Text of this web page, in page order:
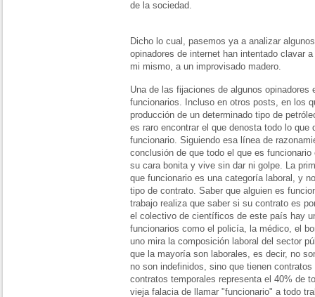
de la sociedad.
Dicho lo cual, pasemos ya a analizar
opinadores de internet han intentado clavar
mi mismo, a un improvisado madero.
Una de las fijaciones de algunos
funcionarios. Incluso en otros posts, en los
producción de un determinado tipo de
es raro encontrar el que denosta todo lo que
funcionario. Siguiendo esa línea de
conclusión de que todo el que es
su cara bonita y vive sin dar ni golpe. La
que funcionario es una categoría laboral, y
tipo de contrato. Saber que alguien es
trabajo realiza que saber si su contrato es
el colectivo de científicos de este país hay
funcionarios como el policía, la médico, el
uno mira la composición laboral del sector
que la mayoría son laborales, es decir, no
no son indefinidos, sino que tienen
contratos temporales representa el 40% de
vieja falacia de llamar "funcionario" a todo